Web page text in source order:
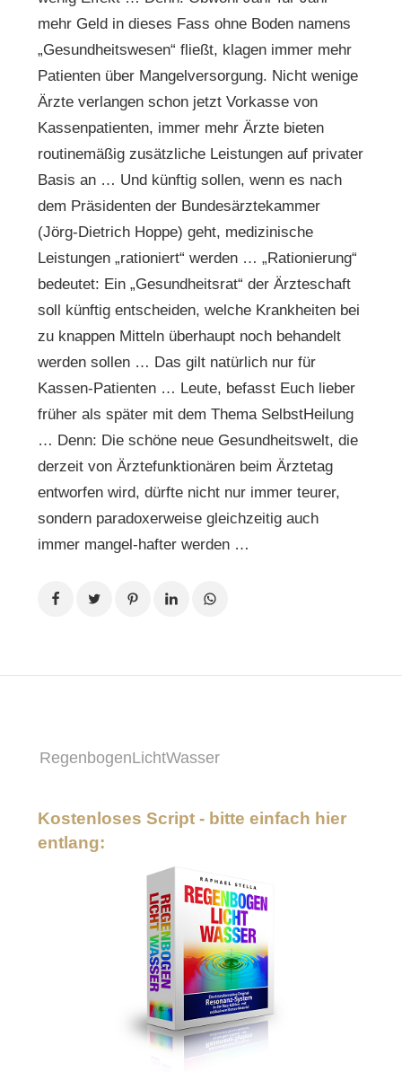
mehr Geld in dieses Fass ohne Boden namens
„Gesundheitswesen“ fließt, klagen immer mehr
Patienten über Mangelversorgung. Nicht wenige
Ärzte verlangen schon jetzt Vorkasse von
Kassenpatienten, immer mehr Ärzte bieten
routinemäßig zusätzliche Leistungen auf privater
Basis an … Und künftig sollen, wenn es nach
dem Präsidenten der Bundesärztekammer
(Jörg-Dietrich Hoppe) geht, medizinische
Leistungen „rationiert“ werden … „Rationierung“
bedeutet: Ein „Gesundheitsrat“ der Ärzteschaft
soll künftig entscheiden, welche Krankheiten bei
zu knappen Mitteln überhaupt noch behandelt
werden sollen … Das gilt natürlich nur für
Kassen-Patienten … Leute, befasst Euch lieber
früher als später mit dem Thema SelbstHeilung
… Denn: Die schöne neue Gesundheitswelt, die
derzeit von Ärztefunktionären beim Ärztetag
entworfen wird, dürfte nicht nur immer teurer,
sondern paradoxerweise gleichzeitig auch
immer mangel-hafter werden …
RegenbogenLichtWasser
Kostenloses Script - bitte einfach hier
entlang: